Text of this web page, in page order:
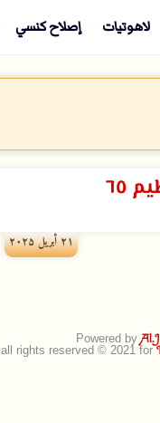
لاهوتيات إصلاح كنسي
٦٥
۲۱ أبريل ۲۰۲۵
Powered by
all rights reserved © 2021 for